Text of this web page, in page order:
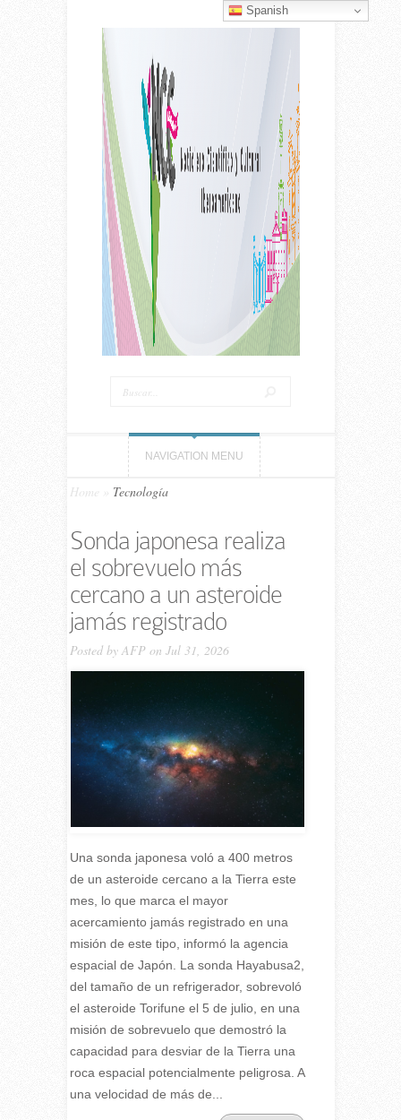
NAVIGATION MENU
Home Tecnología
Sonda japonesa realiza
el sobrevuelo más
cercano a un asteroide
jamás registrado
Posted by AFPon Jul 31, 2026
Una sonda japonesa voló a 400 metros
de un asteroide cercano a la Tierra este
mes, lo que marca el mayor
acercamiento jamás registrado en una
misión de este tipo, informó la agencia
espacial de Japón. La sonda Hayabusa2,
del tamaño de un refrigerador, sobrevoló
el asteroide Torifune el 5 de julio, en una
misión de sobrevuelo que demostró la
capacidad para desviar de la Tierra una
roca espacial potencialmente peligrosa. A
una velocidad de más de...
Spanish